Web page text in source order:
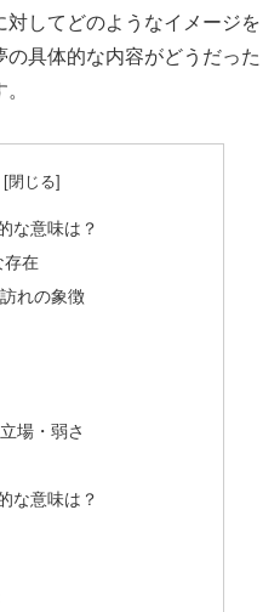
してどのようなイメージを
具体的な内容がどうだった
な意味は？
存在
れの象徴
場・弱さ
な意味は？